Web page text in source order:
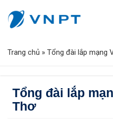
Trang chủ » Tổng đài lắp mạng
Tổng đài lắp
Thơ